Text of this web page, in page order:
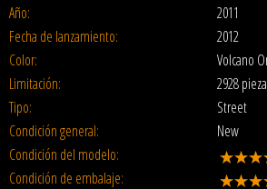
Año:
2011
Fecha de lanzamiento:
2012
Color:
Volcano
Limitación:
2928
Tipo:
Street
Condición general:
New
Condición del modelo:
Condición de embalaje: